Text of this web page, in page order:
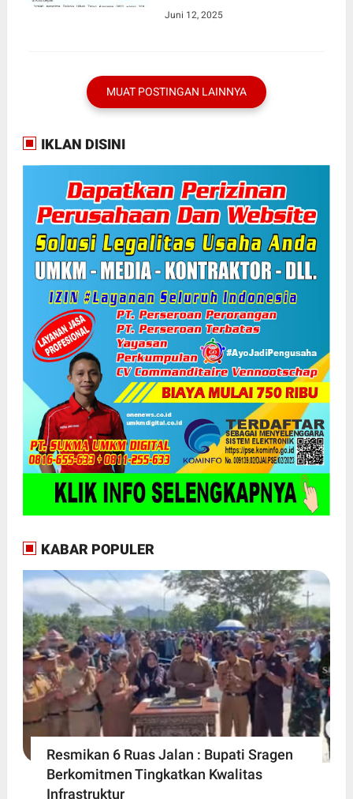
Juni 12, 2025
MUAT POSTINGAN LAINNYA
IKLAN DISINI
KABAR POPULER
Resmikan 6 Ruas Jalan : Bupati Sragen
Berkomitmen Tingkatkan Kwalitas
Infrastruktur